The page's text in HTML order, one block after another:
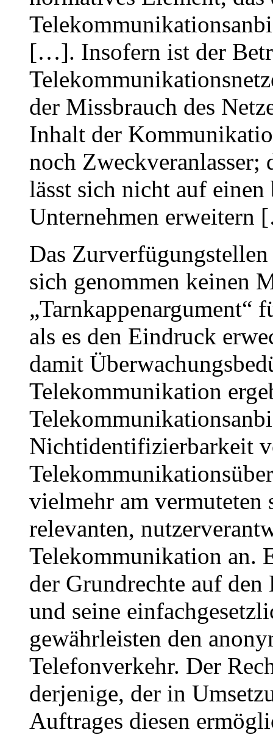
[…]. Insofern ist der
der Missbrauch des
Inhalt der
noch Zweckveranlasser;
lässt sich nicht auf
Unternehmen
Das
sich genommen keinen
„Tarnkappenargument“
als es den Eindruck
damit
Telekommunikation
Nichtidentifizierbarkeit
vielmehr am vermuteten
relevanten,
Telekommunikation an.
der Grundrechte auf
und seine
gewährleisten den
Telefonverkehr. Der
derjenige, der in
Auftrages diesen